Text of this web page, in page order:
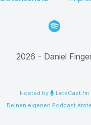
Spotify
2026 - Daniel
Hosted by
LetsCast.fm
Deinen eigenen Podcast